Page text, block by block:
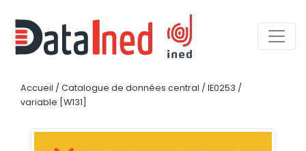
Accueil / Catalogue de données central / IE0253 /
variable [W131]